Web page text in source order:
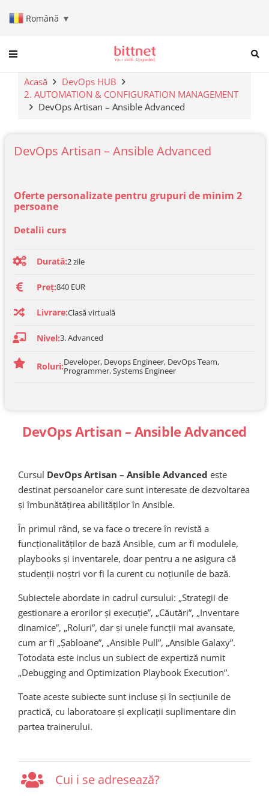
Română ▼
When autocomplete results
Acasă
DevOps HUB
2. AUTOMATION & CONFIGURATION MANAGEMENT
DevOps Artisan – Ansible Advanced
DevOps Artisan – Ansible Advanced
Cursul DevOps Artisan – Ansible Advanced este
destinat persoanelor care sunt interesate de dezvoltarea
și îmbunătățirea abilităților în Ansible.
În primul rând, se va face o trecere în revistă a
funcționalităților de bază Ansible, cum ar fi modulele,
playbooks și inventarele, doar pentru a ne asigura că
studenții noștri vor fi la curent cu noțiunile de bază.
Subiectele abordate in cadrul cursului: „Strategii de
gestionare a erorilor și execuție”, „Căutări”, „Inventare
dinamice”, „Roluri”, dar și unele funcții mai avansate,
cum ar fi „Șabloane”, „Ansible Pull”, „Ansible Galaxy”.
Totodata este inclus un subiect de expertiză numit
„Debugging and Optimization Playbook Execution”.
Toate aceste subiecte sunt incluse și în secțiunile de
practică, cu laboratoare și explicații suplimentare din
partea trainerului.
Cui i se adresează?
DevOps Artisan – Ansible Advanced
Oferte personalizate pentru grupuri de minim 2
persoane
Detalii curs
Durată:2zile
Preț:840 EUR
Livrare:Clasă virtuală
Nivel:3. Advanced
Roluri:Developer, Devops Engineer, DevOps Team,
Programmer, Systems Engineer